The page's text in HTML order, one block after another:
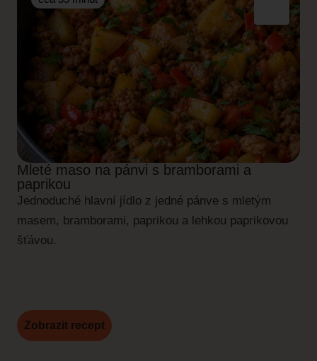
Mleté maso na pánvi s bramborami a
paprikou
Jednoduché hlavní jídlo z jedné pánve s mletým
masem, bramborami, paprikou a lehkou paprikovou
šťávou.
Zobrazit recept